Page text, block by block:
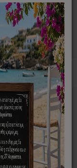
0
MENU